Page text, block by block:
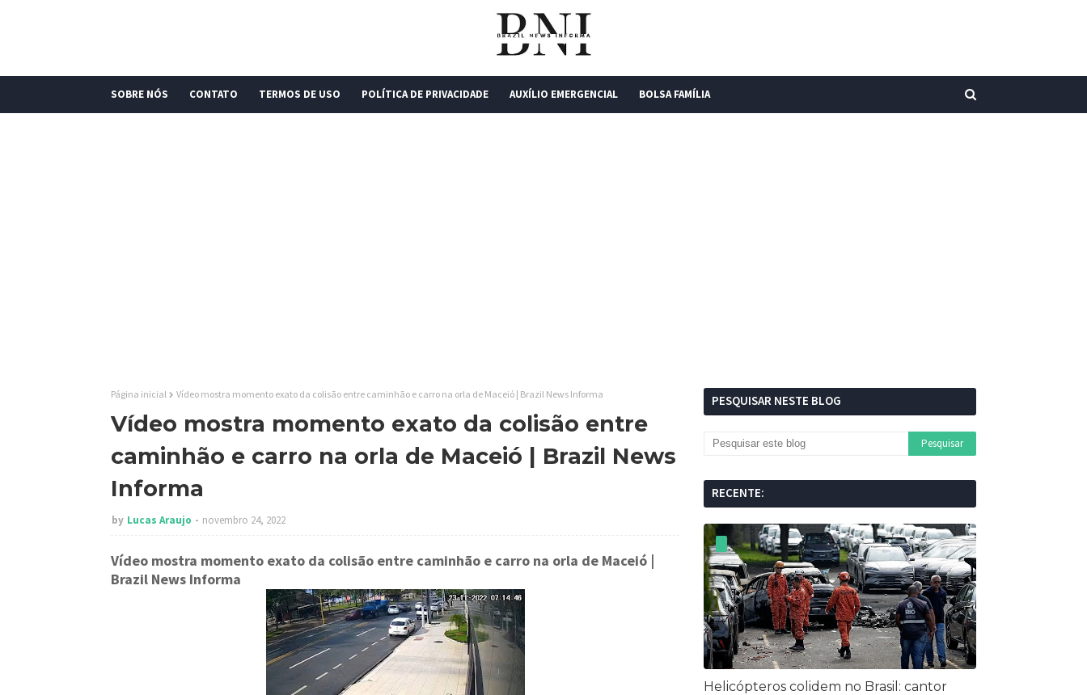
SOBRE NÓS CONTATO TERMOS DE USO POLÍTICA DE PRIVACIDADE AUXÍLIO EMERGENCIAL BOLSA FAMÍLIA
Página inicial Vídeo mostra momento exato da colisão entre caminhão e carro na orla de Maceió | Brazil News Informa
Vídeo mostra momento exato da colisão entre
caminhão e carro na orla de Maceió | Brazil News
Informa
by Lucas Araujo novembro 24, 2022
Vídeo mostra momento exato da colisão entre caminhão e carro na orla de Maceió |
Brazil News Informa
PESQUISAR NESTE BLOG
RECENTE:
Helicópteros colidem no Brasil: cantor